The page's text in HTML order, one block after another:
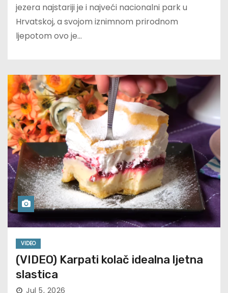
jezera najstariji je i najveći nacionalni park u
Hrvatskoj, a svojom iznimnom prirodnom
ljepotom ovo je…
VIDEO
(VIDEO) Karpati kolač idealna ljetna
slastica
Jul 5, 2026